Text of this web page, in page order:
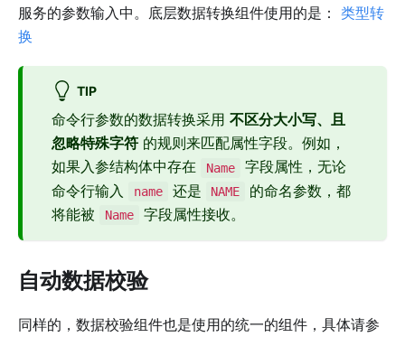
服务的参数输入中。底层数据转换组件使用的是： 类型转
换
TIP
命令行参数的数据转换采用 不区分大小写、且
忽略特殊字符 的规则来匹配属性字段。例如，
如果入参结构体中存在
Name
字段属性，无论
命令行输入
name 还是 NAME
的命名参数，都
将能被
Name 字段属性接收。
自动数据校验
同样的，数据校验组件也是使用的统一的组件，具体请参